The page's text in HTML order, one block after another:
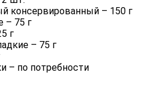
консервированный – 150 г
– 75 г
г
– 75 г
– по потребности